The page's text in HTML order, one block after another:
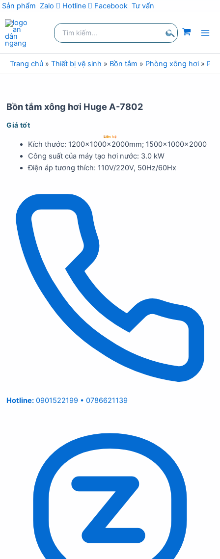
Sản phẩm Zalo Hotline Facebook Tư vấn
Nhảy
tới
nội
dung
Tìm
kiếm:
kiếm
Trang chủ » Thiết bị vệ sinh » Bồn tắm » Phòng xông hơi »
Bồn tắm xông hơi Huge A-7802
Giá tốt
Liên hệ
Kích thước: 1200x1000x2000mm; 1500x1000x2000
Công suất của máy tạo hơi nước: 3.0 kW
Điện áp tương thích: 110V/220V, 50Hz/60Hx
Hotline: 0901522199 • 0786621139